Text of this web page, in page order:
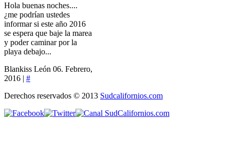
Hola buenas noches....
¿me podrían ustedes
informar si este año 2016
se espera que baje la marea
y poder caminar por la
playa debajo...
Blankiss León 06. Febrero,
2016 | #
Derechos reservados © 2013 Sudcalifornios.com